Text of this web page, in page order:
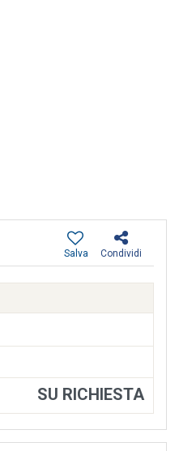
Condividi
Salva
SU RICHIESTA